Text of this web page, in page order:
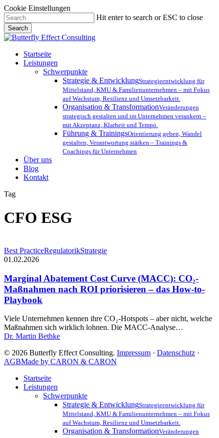
Cookie Einstellungen
Skip
to
main
content
Hit enter to search or ESC to close
Search
Close
Menu
Startseite
Leistungen
Schwerpunkte
Strategie & EntwicklungStrategieentwicklung für
Mittelstand, KMU & Familienunternehmen – mit Fokus
auf Wachstum, Resilienz und Umsetzbarkeit.
Organisation & TransformationVeränderungen
strategisch gestalten und im Unternehmen verankern –
mit Akzeptanz, Klarheit und Tempo.
Führung & TrainingsOrientierung geben, Wandel
gestalten, Verantwortung stärken – Trainings &
Coachings für Unternehmen
Über uns
Blog
Kontakt
Tag
CFO ESG
Marginal
Abatement
Curve
(MACC):
CO₂-
Maßnahmen
ROI
priorisieren
–
How-
to-
Best PracticeRegulatorikStrategie
01.02.2026
Marginal Abatement Cost Curve (MACC): CO₂-
Maßnahmen nach ROI priorisieren – das How-to-
Playbook
Viele Unternehmen kennen ihre CO₂-Hotspots – aber nicht, welche
Maßnahmen sich wirklich lohnen. Die MACC-Analyse…
Dr. Martin Bethke
© 2026 Butterfly Effect Consulting. Impressum · Datenschutz ·
AGBMade by CARON & CARON
Close
Menu
Startseite
Leistungen
Schwerpunkte
Strategie & EntwicklungStrategieentwicklung für
Mittelstand, KMU & Familienunternehmen – mit Fokus
auf Wachstum, Resilienz und Umsetzbarkeit.
Organisation & TransformationVeränderungen